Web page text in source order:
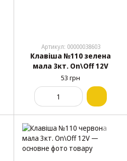
Артикул: 00000038603
Клавіша №110 зелена
мала 3кт. On\Off 12V
53 грн